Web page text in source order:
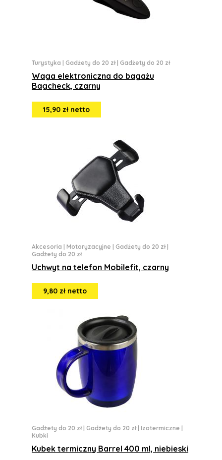
Turystyka Gadżety do 20 zł| Gadżety do 20 zł
Waga elektroniczna do bagażu
Bagcheck, czarny
15,90 zł netto
Akcesoria Motoryzacyjne Gadżety do 20 zł|
Gadżety do 20 zł
Uchwyt na telefon Mobilefit, czarny
9,80 zł netto
Gadżety do 20 zł| Gadżety do 20 zł| Izotermiczne
Kubki
Kubek termiczny Barrel 400 ml, niebieski